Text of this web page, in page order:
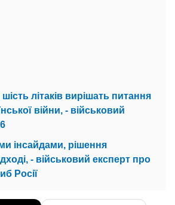
літаків вирішать питання
війни, - військовий
інсайдами, рішення
- військовий експерт про
Росії